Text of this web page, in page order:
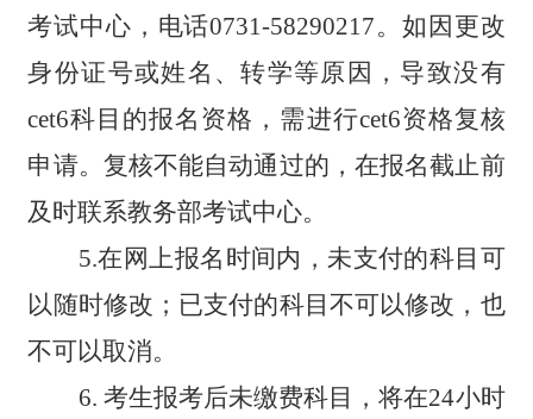
考试中心，电话0731-58290217。如因更改
身份证号或姓名、转学等原因，导致没有
cet6科目的报名资格，需进行cet6资格复核
申请。复核不能自动通过的，在报名截止前
及时联系教务部考试中心。
5.在网上报名时间内，未支付的科目可
以随时修改；已支付的科目不可以修改，也
不可以取消。
6.考生报考后未缴费科目，将在24小时